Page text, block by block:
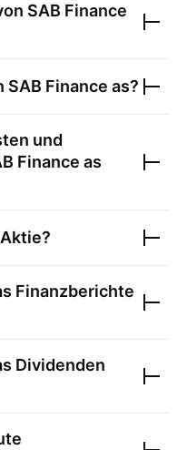
SAB Finance
SAB Finance as?
und
Finance as
Finanzberichte
Dividenden